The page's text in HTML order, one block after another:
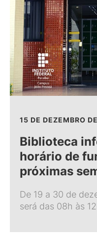
15 DE DEZEMBRO
Biblioteca
horário de
próximas
De 19 a 30 de
será das 08h às